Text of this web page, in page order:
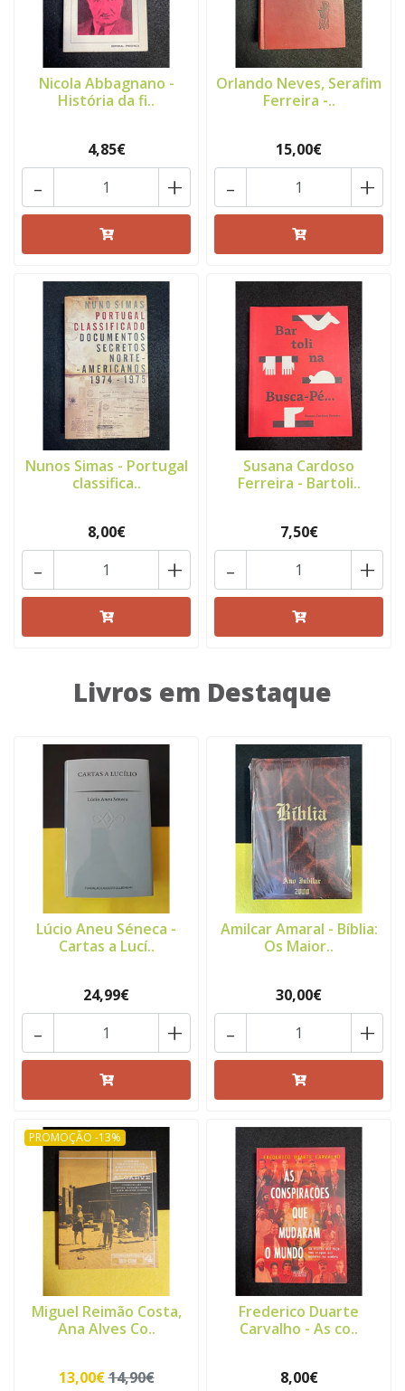
Nicola Abbagnano -
História da fi..
4,85€
+
-
Orlando Neves, Serafim
Ferreira -..
15,00€
+
-
Nunos Simas - Portugal
classifica..
8,00€
+
-
Susana Cardoso
Ferreira - Bartoli..
7,50€
+
-
Livros em Destaque
Lúcio Aneu Séneca -
Cartas a Lucí..
24,99€
+
-
Amilcar Amaral - Bíblia:
Os Maior..
30,00€
+
-
PROMOÇÃO -13%
Miguel Reimão Costa,
Ana Alves Co..
13,00€14,90€
Frederico Duarte
Carvalho - As co..
8,00€